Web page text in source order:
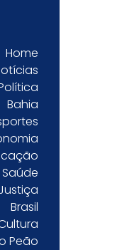
Home
Bahia
Saúde
Brasil
Peão